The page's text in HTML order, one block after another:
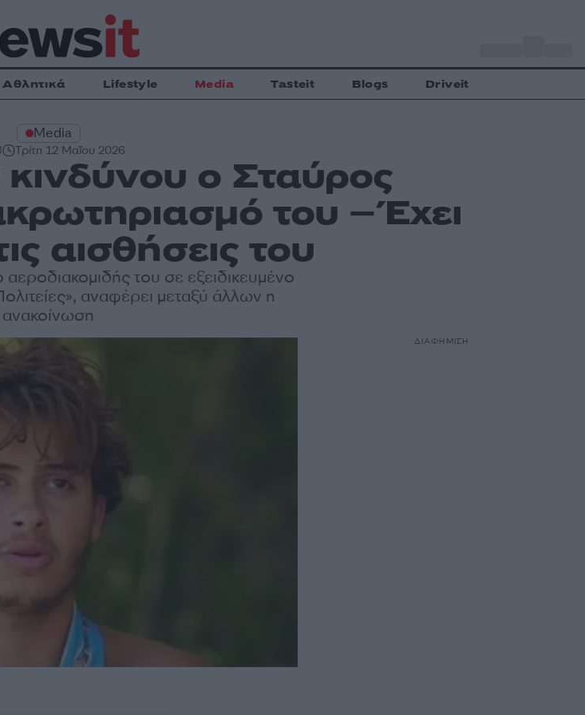
Αθλητικά Lifestyle Media Tasteit Blogs Driveit
Media
Τρίτη 12 Μαΐου 2026
ο Σταύρος
του – Έχει
αισθήσεις του
αεροδιακομιδής του σε εξειδικευμένο
αναφέρει μεταξύ άλλων η
ανακοίνωση
ΔΙΑΦΗΜΙΣΗ